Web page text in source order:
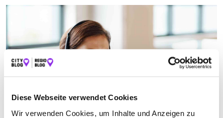
Diese Webseite verwendet Cookies
Wir verwenden Cookies, um Inhalte und Anzeigen zu